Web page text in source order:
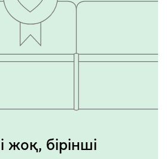
жоқ, бірінші